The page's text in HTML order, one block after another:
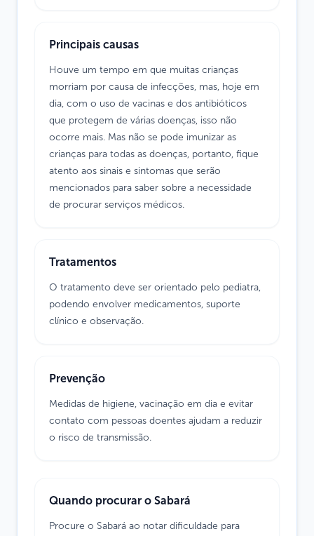
Principais causas
Houve um tempo em que muitas crianças
morriam por causa de infecções, mas, hoje em
dia, com o uso de vacinas e dos antibióticos
que protegem de várias doenças, isso não
ocorre mais. Mas não se pode imunizar as
crianças para todas as doenças, portanto, fique
atento aos sinais e sintomas que serão
mencionados para saber sobre a necessidade
de procurar serviços médicos.
Tratamentos
O tratamento deve ser orientado pelo pediatra,
podendo envolver medicamentos, suporte
clínico e observação.
Prevenção
Medidas de higiene, vacinação em dia e evitar
contato com pessoas doentes ajudam a reduzir
o risco de transmissão.
Quando procurar o Sabará
Procure o Sabará ao notar dificuldade para